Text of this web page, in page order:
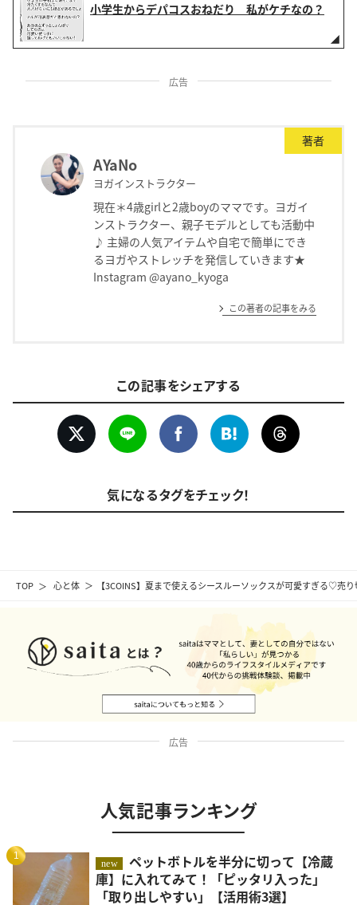
TOP 心と体 【3COINS】夏まで使えるシースルーソックスが可愛すぎる♡売
小学生からデパコスおねだり 私がケチなの？
広告
著者
AYaNo
ヨガインストラクター
現在＊4歳girlと2歳boyのママです。ヨガイ
ンストラクター、親子モデルとしても活動中
♪ 主婦の人気アイテムや自宅で簡単にでき
るヨガやストレッチを発信していきます★
Instagram @ayano_kyoga
この著者の記事をみる
この記事をシェアする
気になるタグをチェック！
広告
人気記事ランキング
1
new
ペットボトルを半分に切って【冷蔵
庫】に入れてみて！「ピッタリ入った」
「取り出しやすい」【活用術3選】